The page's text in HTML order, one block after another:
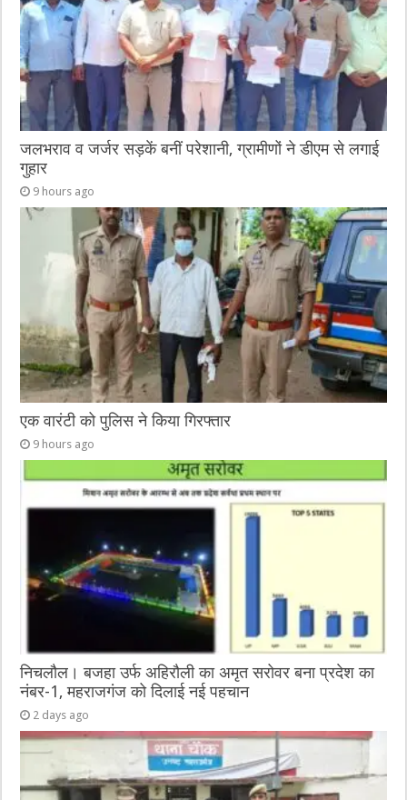
जलभराव व जर्जर सड़कें बनीं परेशानी, ग्रामीणों ने डीएम से लगाई
गुहार
9 hours ago
एक वारंटी को पुलिस ने किया गिरफ्तार
9 hours ago
निचलौल। बजहा उर्फ अहिरौली का अमृत सरोवर बना प्रदेश का
नंबर-1, महराजगंज को दिलाई नई पहचान
2 days ago